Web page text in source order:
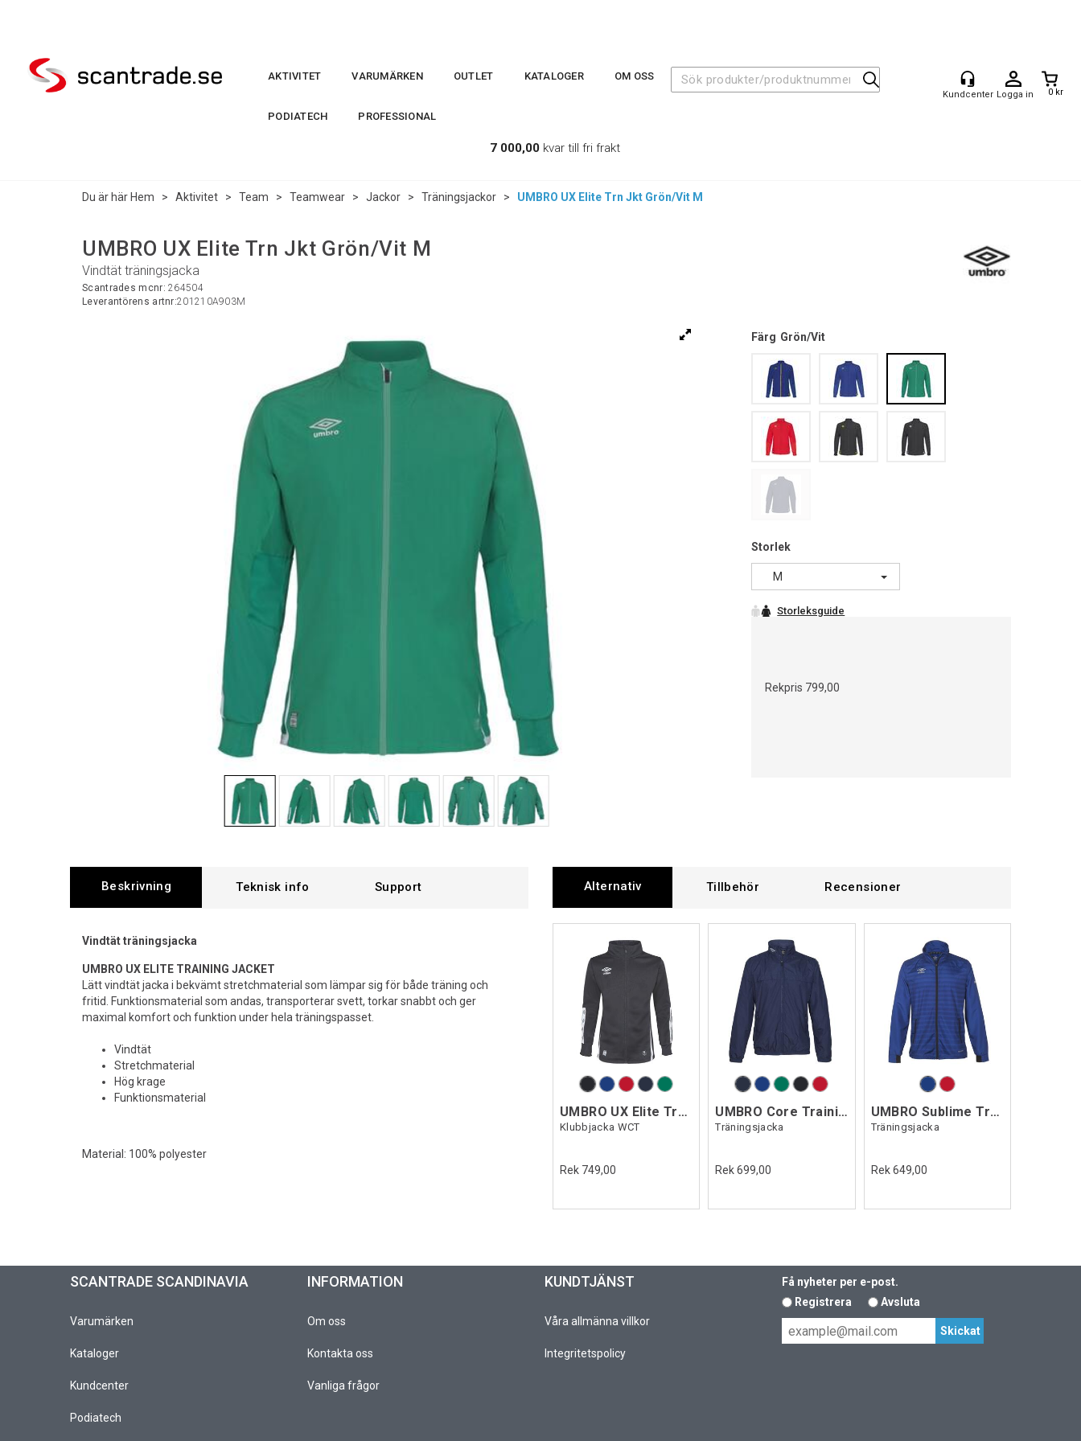
Logga in 0 kr
AKTIVITET VARUMÄRKEN OUTLET KATALOGER OM OSS
PODIATECH PROFESSIONAL
7 000,00 kvar till fri frakt
Du är här Hem > Aktivitet > Team > Teamwear > Jackor > Träningsjackor > UMBRO UX Elite Trn Jkt Grön/Vit M
UMBRO UX Elite Trn Jkt Grön/Vit M
Vindtät träningsjacka
Scantrades mcnr:264504
Leverantörens artnr:201210A903M
Färg Grön/Vit
Storlek
M
Rekpris 799,00
Beskrivning Support
Vindtät träningsjacka
UMBRO UX ELITE TRAINING JACKET
Lätt vindtät jacka i bekvämt stretchmaterial som lämpar sig för både träning och
fritid. Funktionsmaterial som andas, transporterar svett, torkar snabbt och ger
maximal komfort och funktion under hela träningspasset.
Vindtät
Stretchmaterial
Hög krage
Funktionsmaterial
Material: 100% polyester
Alternativ Tillbehör Recensioner
UMBRO UX Elite Track Jacket
Klubbjacka WCT
Rek 749,00
UMBRO Core Training Jacket
Träningsjacka
Rek 699,00
UMBRO Sublime Trn Jacket
Träningsjacka
Rek 649,00
SCANTRADE SCANDINAVIA
Varumärken
Kataloger
Kundcenter
Podiatech
INFORMATION
Om oss
Kontakta oss
Vanliga frågor
KUNDTJÄNST
Våra allmänna villkor
Integritetspolicy
Få nyheter per e-post.
Registrera
Avsluta